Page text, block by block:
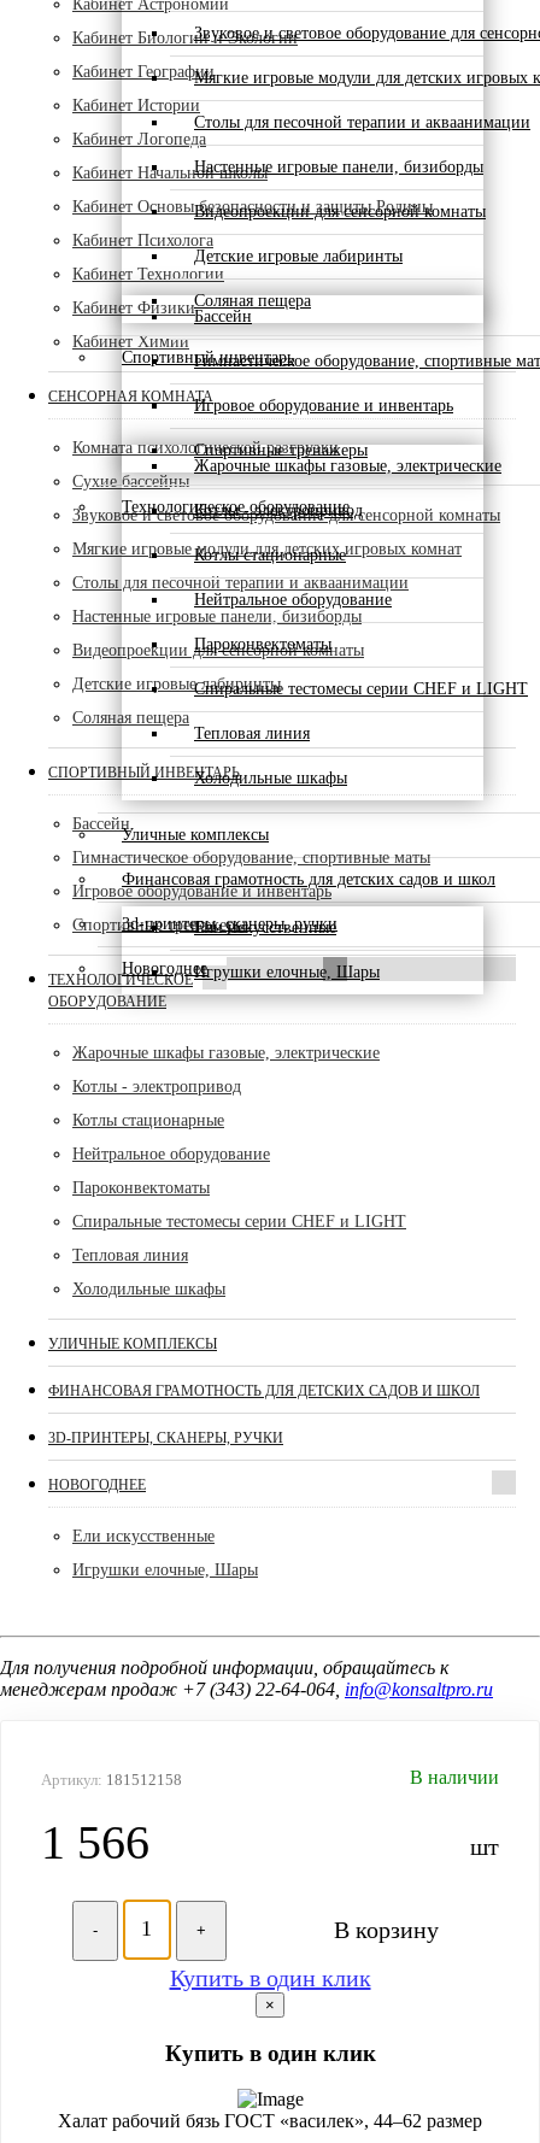
Звуковое и световое оборудование для
Мягкие игровые модули для детских игровых
Столы для песочной терапии и акваанимации
Настенные игровые панели, бизиборды
Видеопроекции для сенсорной комнаты
Детские игровые лабиринты
Соляная пещера
Спортивный инвентарь
Бассейн
Гимнастическое оборудование, спортивные
Игровое оборудование и инвентарь
Спортивные тренажеры
Технологическое оборудование
Жарочные шкафы газовые, электрические
Котлы - электропривод
Котлы стационарные
Нейтральное оборудование
Пароконвектоматы
Спиральные тестомесы серии CHEF и LIGHT
Тепловая линия
Холодильные шкафы
Уличные комплексы
Финансовая грамотность для детских садов и школ
3d-принтеры, сканеры, ручки
Новогоднее
Ели искусственные
Игрушки елочные, Шары
Кабинет Астрономии
Кабинет Биологии и Экологии
Кабинет Географии
Кабинет Истории
Кабинет Логопеда
Кабинет Начальной школы
Кабинет Основы безопасности и защиты Родины
Кабинет Психолога
Кабинет Технологии
Кабинет Физики
Кабинет Химии
СЕНСОРНАЯ КОМНАТА
Комната психологической разгрузки
Сухие бассейны
Звуковое и световое оборудование для сенсорной комнаты
Мягкие игровые модули для детских игровых комнат
Столы для песочной терапии и акваанимации
Настенные игровые панели, бизиборды
Видеопроекции для сенсорной комнаты
Детские игровые лабиринты
Соляная пещера
СПОРТИВНЫЙ ИНВЕНТАРЬ
Бассейн
Гимнастическое оборудование, спортивные маты
Игровое оборудование и инвентарь
Спортивные тренажеры
ТЕХНОЛОГИЧЕСКОЕ
ОБОРУДОВАНИЕ
Жарочные шкафы газовые, электрические
Котлы - электропривод
Котлы стационарные
Нейтральное оборудование
Пароконвектоматы
Спиральные тестомесы серии CHEF и LIGHT
Тепловая линия
Холодильные шкафы
УЛИЧНЫЕ КОМПЛЕКСЫ
ФИНАНСОВАЯ ГРАМОТНОСТЬ ДЛЯ ДЕТСКИХ САДОВ И ШКОЛ
3D-ПРИНТЕРЫ, СКАНЕРЫ, РУЧКИ
НОВОГОДНЕЕ
Ели искусственные
Игрушки елочные, Шары
Для получения подробной информации, обращайтесь к
менеджерам продаж +7 (343) 22-64-064, info@konsaltpro.ru
Артикул: 181512158 В наличии
1 566 шт
- +
В корзину
Купить в один клик
×
Купить в один клик
Халат рабочий бязь ГОСТ «василек», 44–62 размер